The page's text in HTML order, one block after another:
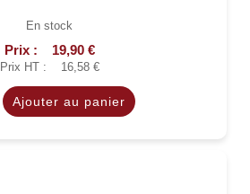
En stock
Prix : 19,90 €
Prix HT : 16,58 €